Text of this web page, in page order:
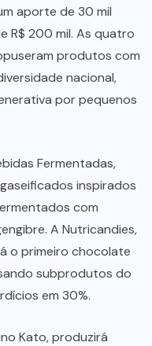
aporte de 30 mil
R$ 200 mil. As quatro
produtos com
nacional,
por pequenos
Fermentadas,
inspirados
com
A Nutricandies,
o primeiro chocolate
subprodutos do
em 30%.
Kato, produzirá